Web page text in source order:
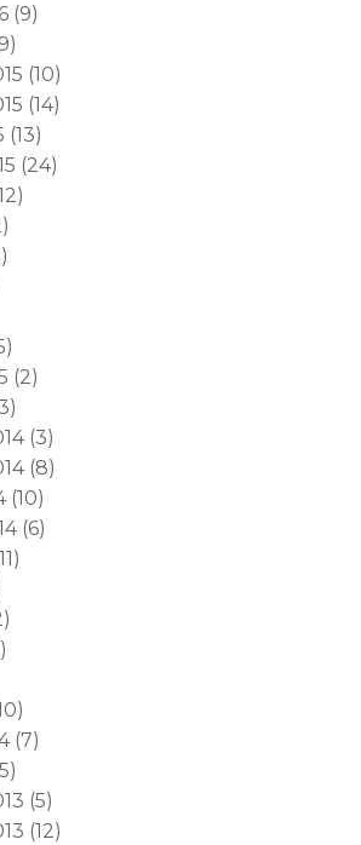
(9)
(10)
(14)
(13)
(24)
(2)
(3)
(8)
(10)
(6)
(7)
(5)
(12)